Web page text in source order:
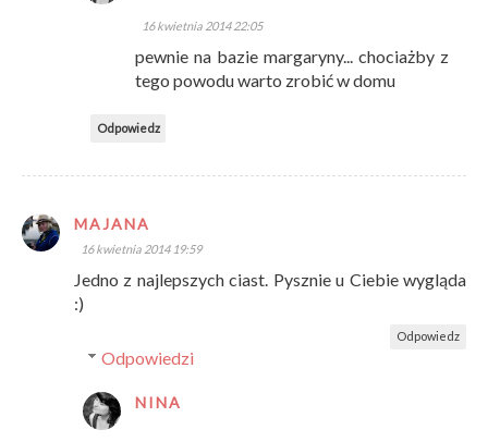
16 kwietnia 2014 22:05
pewnie na bazie margaryny... chociażby z
tego powodu warto zrobić w domu
Odpowiedz
MAJANA
16 kwietnia 2014 19:59
Jedno z najlepszych ciast. Pysznie u Ciebie wygląda
:)
Odpowiedz
Odpowiedzi
NINA